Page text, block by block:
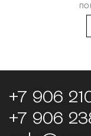
+7 906
+7 906